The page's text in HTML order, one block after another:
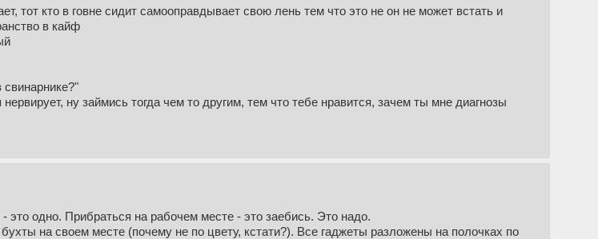
тот кто в говне сидит самооправдывает свою лень тем что это не он не может встать и
в кайф
ну займись тогда чем то другим, тем что тебе нравится, зачем ты мне диагнозы
это одно. Прибраться на рабочем месте - это заебись. Это надо.
на своем месте (почему не по цвету, кстати?). Все гаджеты разложены на полочках по